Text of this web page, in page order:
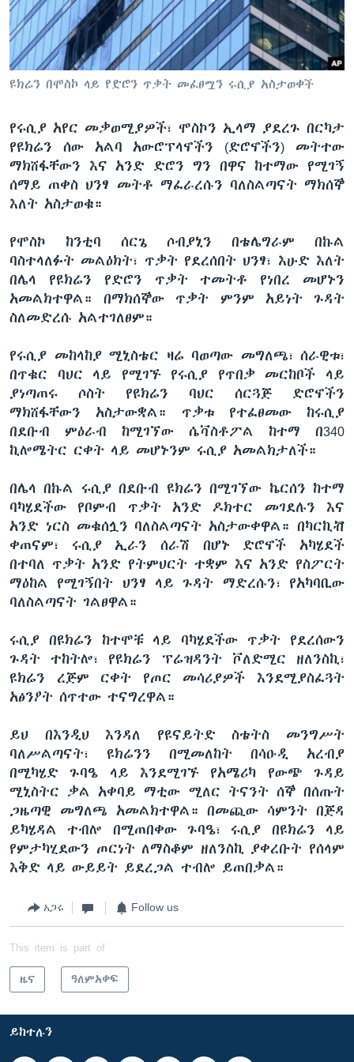
ቋንቋዎች
ዩክሬን በሞስኮ ላይ የድሮን ጥቃት መፈፀሟን ሩሲያ አስታወቀች
የሩሲያ አየር መቃወሚያዎች፣ ሞስኮን ኢላማ ያደረጉ በርካታ
የዩክሬን ሰው አልባ አውሮፕላኖችን (ድሮኖችን) መትተው
ማክሸፋቸውን እና አንድ ድሮን ግን በዋና ከተማው የሚገኝ
ሰማይ ጠቀስ ህንፃ መትቶ ማፈራረሱን ባለስልጣናት ማክሰኞ
እለት አስታወቁ።
የሞስኮ ከንቲባ ሰርጌ ሶብያኒን በቴሌግራም በኩል
ባስተላለፉት መልዕክት፣ ጥቃት የደረሰበት ህንፃ፣ እሁድ እለት
በሌላ የዩክሬን የድሮን ጥቃት ተመትቶ የነበረ መሆኑን
አመልክተዋል። በማክሰኞው ጥቃት ምንም አይነት ጉዳት
ስለመድረሱ አልተገለፀም።
የሩሲያ መከላከያ ሚኒስቴር ዛሬ ባወጣው መግለጫ፣ ሰራዊቱ፣
በጥቁር ባህር ላይ የሚገኙ የሩሲያ የጥበቃ መርከቦች ላይ
ያነጣጠሩ ሶስት የዩክሬን ባህር ሰርጓጅ ድሮኖችን
ማክሸፋቸውን አስታውቋል። ጥቃቱ የተፈፀመው ከሩሲያ
በደቡብ ምዕራብ ከሚገኘው ሴቫስቶፖል ከተማ በ340
ኪሎሜትር ርቀት ላይ መሆኑንም ሩሲያ አመልክታለች።
በሌላ በኩል ሩሲያ በደቡብ ዩክሬን በሚገኘው ኬርሰን ከተማ
ባካሄደችው የቦምብ ጥቃት አንድ ዶክተር መገደሉን እና
አንድ ነርስ መቁሰሏን ባለስልጣናት አስታውቀዋል። በካርኪቭ
ቀጠናም፣ ሩሲያ ኢራን ሰራሽ በሆኑ ድሮኖች አካሄደች
በተባለ ጥቃት አንድ የትምህርት ተቋም እና አንድ የስፖርት
ማዕከል የሚገኝበት ህንፃ ላይ ጉዳት ማድረሱን፣ የአካባቢው
ባለስልጣናት ገልፀዋል።
ሩሲያ በዩክሬን ከተሞቹ ላይ ባካሄደችው ጥቃት የደረሰውን
ጉዳት ተከትሎ፣ የዩክሬን ፕሬዝዳንት ቮለድሚር ዘለንስኪ፣
ዩክሬን ረጅም ርቀት የጦር መሳሪያዎች እንደሚያስፈጓት
አፅንዖት ሰጥተው ተናግረዋል።
ይህ በእንዲህ እንዳለ የዩናይትድ ስቴትስ መንግሥት
ባለሥልጣናት፣ ዩክሬንን በሚመለከት በሳዑዲ አረብያ
በሚካሄድ ጉባዔ ላይ እንደሚገኙ የአሜሪካ የውጭ ጉዳይ
ሚኒስትር ቃል አቀባይ ማቲው ሚለር ትናንት ሰኞ በሰጡት
ጋዜጣዊ መግለጫ አመልክተዋል። በመጪው ሳምንት በጅዳ
ይካሄዳል ተብሎ በሚጠበቀው ጉባዔ፣ ሩሲያ በዩክሬን ላይ
የምታካሂደውን ጦርነት ለማስቆም ዘለንስኪ ያቀረቡት የሰላም
እቅድ ላይ ውይይት ይደረጋል ተብሎ ይጠበቃል።
አጋሩ Follow us
This item is part of
ዜና ዓለምአቀፍ
ይከተሉን